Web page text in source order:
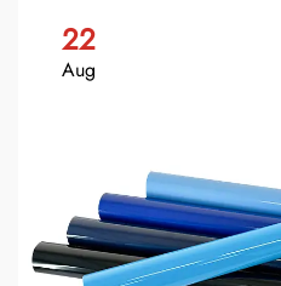
22
Aug